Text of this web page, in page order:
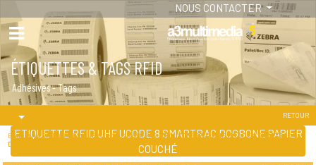
NOUS CONTACTER
ÉTIQUETTES & TAGS RFID
Adhésives - Tags
ETIQUETTE RFID UHF UCODE 8 SMARTRAC DOGBONE PAPIER
COUCHÉ
RETOUR
Etiquettes RFID GENERIQUE CONSOMMABLES /ETIQUETTE RFID UHF UCODE 8 SMARTRAC
DOGBONE PAPIER COUCHÉ